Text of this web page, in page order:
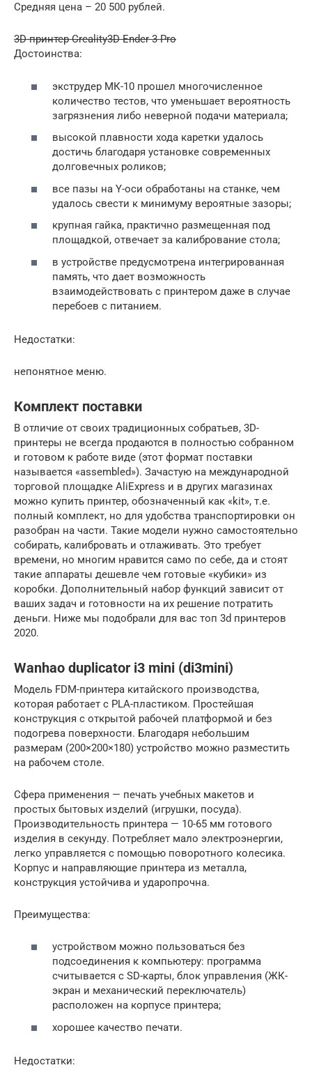
Средняя цена – 20 500 рублей.
3D-принтер Creality3D Ender 3 Pro
Достоинства:
экструдер МК-10 прошел многочисленное
количество тестов, что уменьшает вероятность
загрязнения либо неверной подачи материала;
высокой плавности хода каретки удалось
достичь благодаря установке современных
долговечных роликов;
все пазы на Y-оси обработаны на станке, чем
удалось свести к минимуму вероятные зазоры;
крупная гайка, практично размещенная под
площадкой, отвечает за калибрование стола;
в устройстве предусмотрена интегрированная
память, что дает возможность
взаимодействовать с принтером даже в случае
перебоев с питанием.
Недостатки:
непонятное меню.
Комплект поставки
В отличие от своих традиционных собратьев, 3D-
принтеры не всегда продаются в полностью собранном
и готовом к работе виде (этот формат поставки
называется «assembled»). Зачастую на международной
торговой площадке AliExpress и в других магазинах
можно купить принтер, обозначенный как «kit», т.е.
полный комплект, но для удобства транспортировки он
разобран на части. Такие модели нужно самостоятельно
собирать, калибровать и отлаживать. Это требует
времени, но многим нравится само по себе, да и стоят
такие аппараты дешевле чем готовые «кубики» из
коробки. Дополнительный набор функций зависит от
ваших задач и готовности на их решение потратить
деньги. Ниже мы подобрали для вас топ 3d принтеров
2020.
Wanhao duplicator i3 mini (di3mini)
Модель FDM-принтера китайского производства,
которая работает с PLA-пластиком. Простейшая
конструкция с открытой рабочей платформой и без
подогрева поверхности. Благодаря небольшим
размерам (200×200×180) устройство можно разместить
на рабочем столе.
Сфера применения — печать учебных макетов и
простых бытовых изделий (игрушки, посуда).
Производительность принтера — 10-65 мм готового
изделия в секунду. Потребляет мало электроэнергии,
легко управляется с помощью поворотного колесика.
Корпус и направляющие принтера из металла,
конструкция устойчива и ударопрочна.
Преимущества:
устройством можно пользоваться без
подсоединения к компьютеру: программа
считывается с SD-карты, блок управления (ЖК-
экран и механический переключатель)
расположен на корпусе принтера;
хорошее качество печати.
Недостатки: